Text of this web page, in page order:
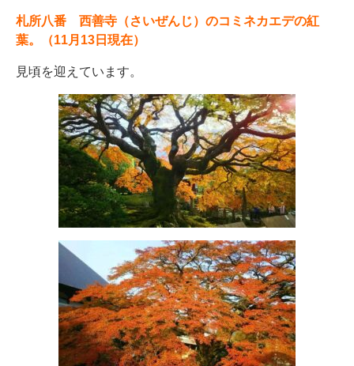
札所八番 西善寺（さいぜんじ）のコミネカエデの紅
葉。（11月13日現在）
見頃を迎えています。